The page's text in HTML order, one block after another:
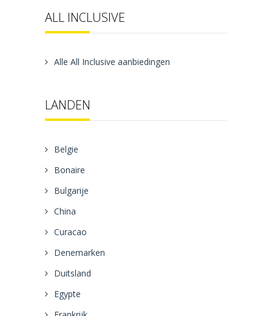
ALL INCLUSIVE
Alle All Inclusive aanbiedingen
LANDEN
Belgie
Bonaire
Bulgarije
China
Curacao
Denemarken
Duitsland
Egypte